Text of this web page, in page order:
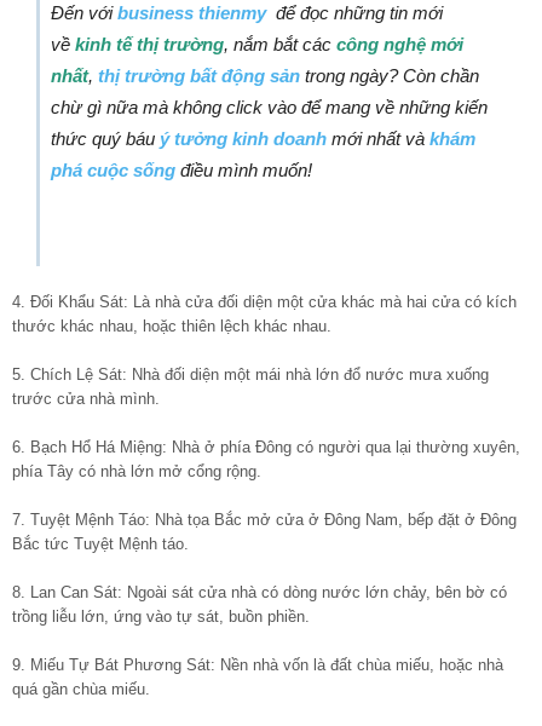
Đến vớibusiness thienmy để đọc những tin mới
về kinh tế thị trường, nắm bắt các công nghệ mới
nhất, thị trường bất động sản trong ngày? Còn chần
chừ gì nữa mà không click vào để mang về những kiến
thức quý báu ý tưởng kinh doanh mới nhất và khám
phá cuộc sống điều mình muốn!
4. Đối Khẩu Sát: Là nhà cửa đối diện một cửa khác mà hai cửa có kích
thước khác nhau, hoặc thiên lệch khác nhau.
5. Chích Lệ Sát: Nhà đối diện một mái nhà lớn đổ nước mưa xuống
trước cửa nhà mình.
6. Bạch Hổ Há Miệng: Nhà ở phía Đông có người qua lại thường xuyên,
phía Tây có nhà lớn mở cổng rộng.
7. Tuyệt Mệnh Táo: Nhà tọa Bắc mở cửa ở Đông Nam, bếp đặt ở Đông
Bắc tức Tuyệt Mệnh táo.
8. Lan Can Sát: Ngoài sát cửa nhà có dòng nước lớn chảy, bên bờ có
trồng liễu lớn, ứng vào tự sát, buồn phiền.
9. Miếu Tự Bát Phương Sát: Nền nhà vốn là đất chùa miếu, hoặc nhà
quá gần chùa miếu.